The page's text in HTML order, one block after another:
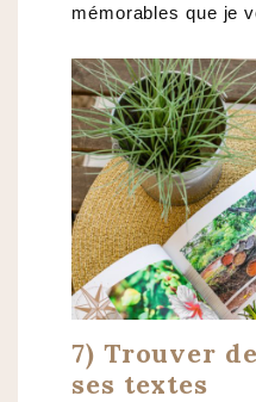
mémorables que je
7) Trouver
ses textes